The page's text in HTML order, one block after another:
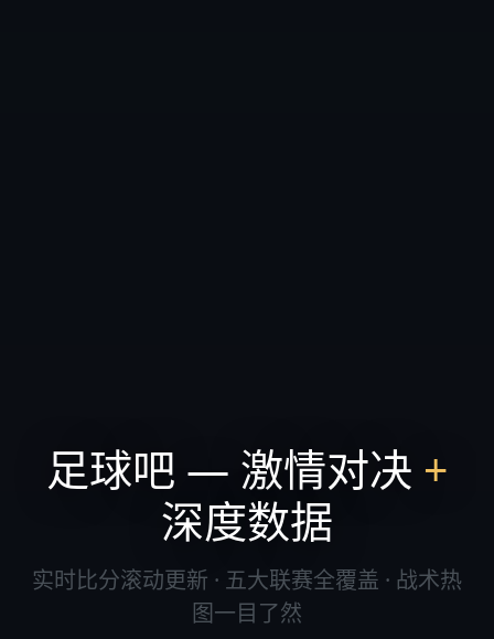
足球吧 — 激情对决 +
深度数据
实时比分滚动更新 · 五大联赛全覆盖 · 战术热
图一目了然